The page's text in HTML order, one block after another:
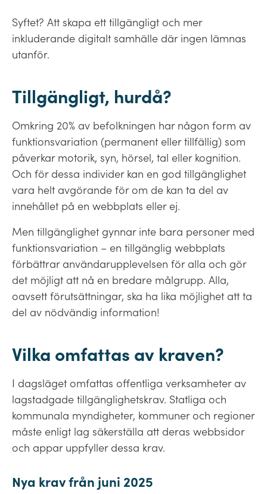
Syftet? Att skapa ett tillgängligt och mer
inkluderande digitalt samhälle där ingen lämnas
utanför.
Tillgängligt, hurdå?
Omkring 20% av befolkningen har någon form av
funktionsvariation (permanent eller tillfällig) som
påverkar motorik, syn, hörsel, tal eller kognition.
Och för dessa individer kan en god tillgänglighet
vara helt avgörande för om de kan ta del av
innehållet på en webbplats eller ej.
Men tillgänglighet gynnar inte bara personer med
funktionsvariation – en tillgänglig webbplats
förbättrar användarupplevelsen för alla och gör
det möjligt att nå en bredare målgrupp. Alla,
oavsett förutsättningar, ska ha lika möjlighet att ta
del av nödvändig information!
Vilka omfattas av kraven?
I dagsläget omfattas offentliga verksamheter av
lagstadgade tillgänglighetskrav. Statliga och
kommunala myndigheter, kommuner och regioner
måste enligt lag säkerställa att deras webbsidor
och appar uppfyller dessa krav.
Nya krav från juni 2025